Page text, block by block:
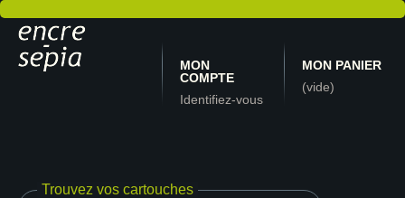
MON
COMPTE
Identifiez-vous
MON PANIER
(vide)
Trouvez vos cartouches